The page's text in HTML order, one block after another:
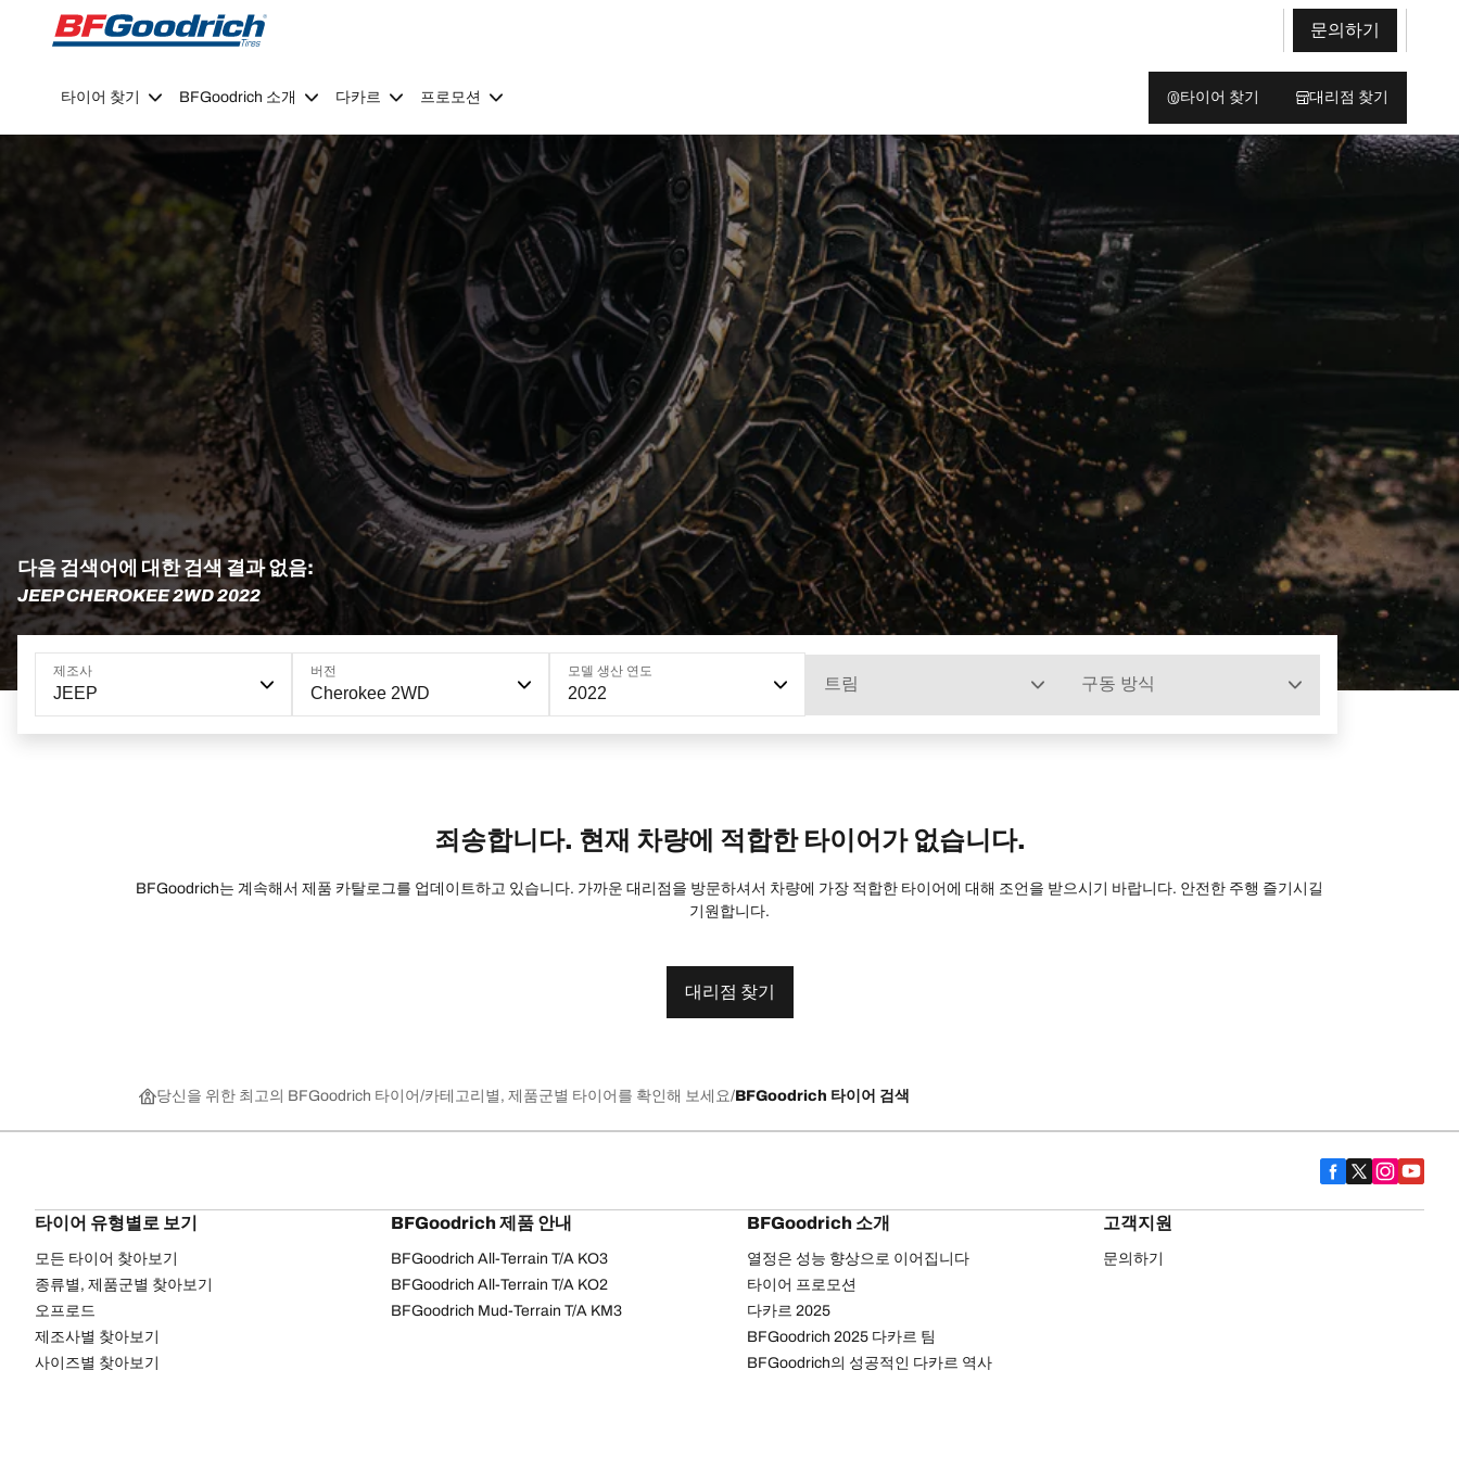
Go to page content
Go to page navigation
문의하기
타이어 찾기 BFGoodrich 소개 다카르 프로모션 타이어 찾기 대리점 찾기
다음 검색어에 대한 검색 결과 없음:
JEEP CHEROKEE 2WD 2022
제조사
JEEP
버전
Cherokee 2WD
모델 생산 연도
2022
트림 구동 방식
죄송합니다. 현재 차량에 적합한 타이어가 없습니다.
BFGoodrich는 계속해서 제품 카탈로그를 업데이트하고 있습니다. 가까운 대리점을 방문하셔서 차량에 가장 적합한 타이어에 대해 조언을 받으시기 바랍니다. 안전한 주행 즐기시길
기원합니다.
대리점 찾기
당신을 위한 최고의 BFGoodrich 타이어 카테고리별, 제품군별 타이어를 확인해 보세요 BFGoodrich 타이어 검색
타이어 유형별로 보기
모든 타이어 찾아보기
종류별, 제품군별 찾아보기
오프로드
제조사별 찾아보기
사이즈별 찾아보기
BFGoodrich 제품 안내
BFGoodrich All-Terrain T/A KO3
BFGoodrich All-Terrain T/A KO2
BFGoodrich Mud-Terrain T/A KM3
BFGoodrich 소개
열정은 성능 향상으로 이어집니다
타이어 프로모션
다카르 2025
BFGoodrich 2025 다카르 팀
BFGoodrich의 성공적인 다카르 역사
고객지원
문의하기